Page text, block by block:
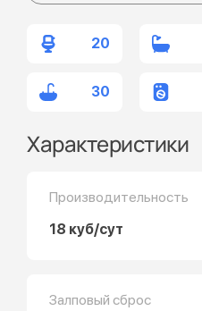
20
30
Характеристики
Производительность
18 куб/сут
Залповый сброс